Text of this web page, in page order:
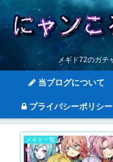
メギド72のガチ
当ブログについて
プライバシーポリシー
メギド一覧